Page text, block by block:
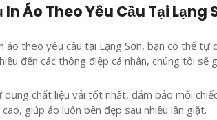
Áo Theo Yêu Cầu Tại Lạng
áo theo yêu cầu tại Lạng Sơn, bạn có thể
đến các thông điệp cá nhân, chúng tôi
dụng chất liệu vải tốt nhất, đảm bảo mỗi
giúp áo luôn bền đẹp sau nhiều lần giặt.